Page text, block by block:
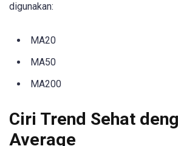
digunakan:
MA20
MA50
MA200
Ciri Trend Sehat
Average